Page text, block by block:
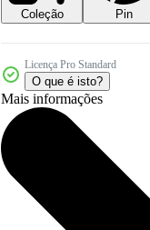
Coleção Pin
Licença Pro Standard
O que é isto?
Mais informações